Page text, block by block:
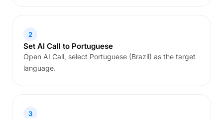
2
Set AI Call to Portuguese
Open AI Call, select Portuguese (Brazil) as the target
language.
3